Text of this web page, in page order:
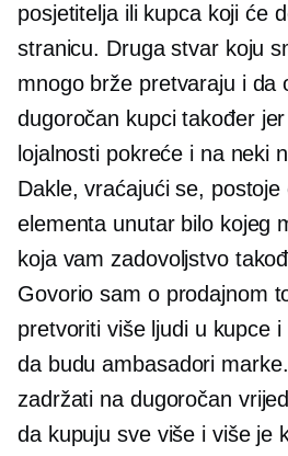
posjetitelja ili kupca koji će
stranicu. Druga stvar koju
mnogo brže pretvaraju i da
dugoročan kupci također
lojalnosti pokreće i na neki
Dakle, vraćajući se, postoje
elementa unutar bilo kojeg
koja vam zadovoljstvo
Govorio sam o prodajnom
pretvoriti više ljudi u kupce
da budu ambasadori
zadržati na dugoročan
da kupuju sve više i više je